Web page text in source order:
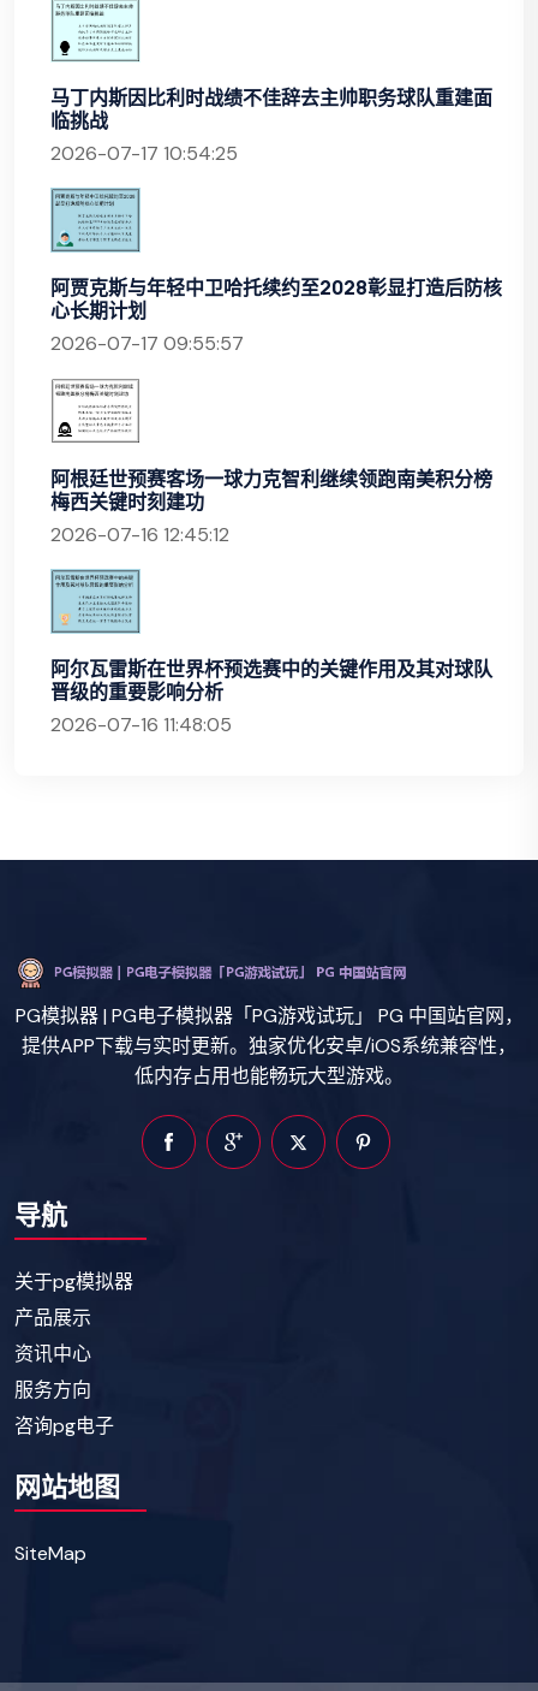
马丁内斯因比利时战绩不佳辞去主帅职务球队重建面
临挑战
2026-07-17 10:54:25
阿贾克斯与年轻中卫哈托续约至2028彰显打造后防核
心长期计划
2026-07-17 09:55:57
阿根廷世预赛客场一球力克智利继续领跑南美积分榜
梅西关键时刻建功
2026-07-16 12:45:12
阿尔瓦雷斯在世界杯预选赛中的关键作用及其对球队
晋级的重要影响分析
2026-07-16 11:48:05
PG模拟器 | PG电子模拟器「PG游戏试玩」 PG 中国站官网，
提供APP下载与实时更新。独家优化安卓/iOS系统兼容性，
低内存占用也能畅玩大型游戏。
导航
关于pg模拟器
产品展示
资讯中心
服务方向
咨询pg电子
网站地图
SiteMap